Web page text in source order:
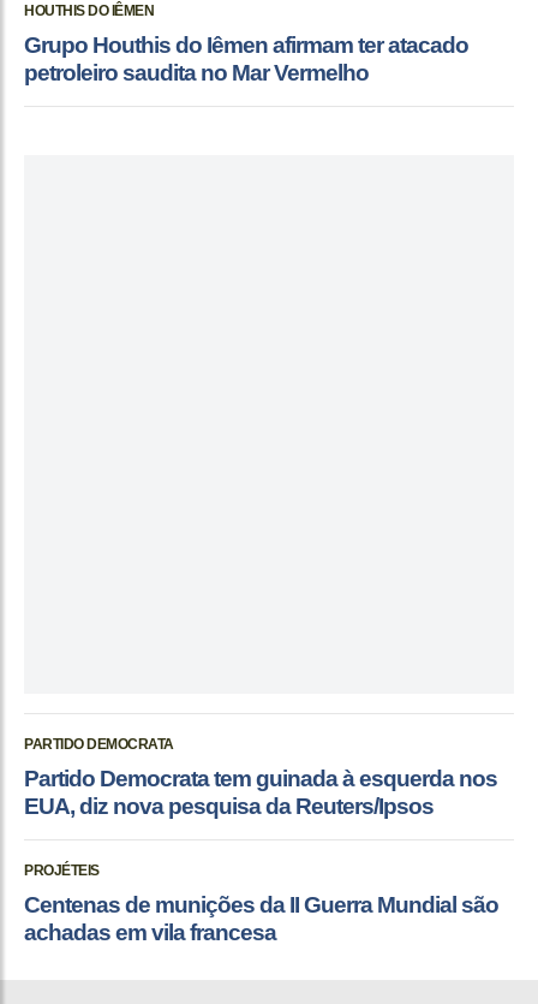
HOUTHIS DO IÊMEN
Grupo Houthis do Iêmen afirmam ter atacado
petroleiro saudita no Mar Vermelho
PARTIDO DEMOCRATA
Partido Democrata tem guinada à esquerda nos
EUA, diz nova pesquisa da Reuters/Ipsos
PROJÉTEIS
Centenas de munições da II Guerra Mundial são
achadas em vila francesa